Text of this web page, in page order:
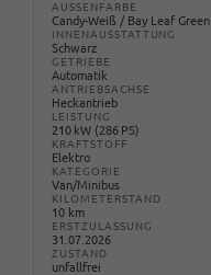
AUSSENFARBE
Candy-Weiß / Bay Leaf Green
INNENAUSSTATTUNG
Schwarz
GETRIEBE
Automatik
ANTRIEBSACHSE
Heckantrieb
LEISTUNG
210 kW (286 PS)
KRAFTSTOFF
Elektro
KATEGORIE
Van/Minibus
KILOMETERSTAND
10 km
ERSTZULASSUNG
31.07.2026
ZUSTAND
unfallfrei